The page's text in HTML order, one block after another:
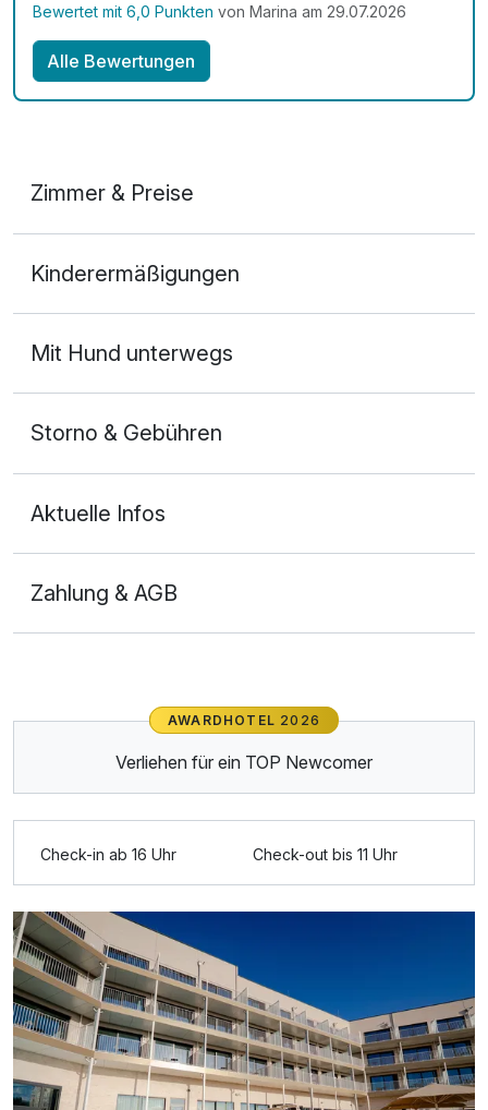
Bewertet mit 6,0 Punkten von Marina am 29.07.2026
Alle Bewertungen
Zimmer & Preise
2 Erwachsene
Für 3 Tage p.P. ab141,00 €
Doppelzimmer Superior
2 Erwachsene und 2 Kinder
Kinderermäßigungen
Mit Hund unterwegs
Storno & Gebühren
Aktuelle Infos
Zahlung & AGB
AWARDHOTEL 2026
Verliehen für ein TOP Newcomer
Check-in ab 16 Uhr Check-out bis 11 Uhr